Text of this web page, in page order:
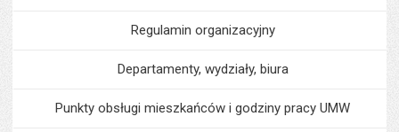
Regulamin organizacyjny
Departamenty, wydziały, biura
Punkty obsługi mieszkańców i godziny pracy UMW